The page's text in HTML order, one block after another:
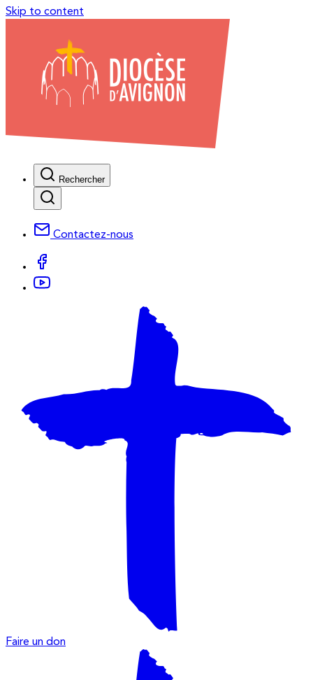
Skip to content
Rechercher
Contactez-nous
Faire un don